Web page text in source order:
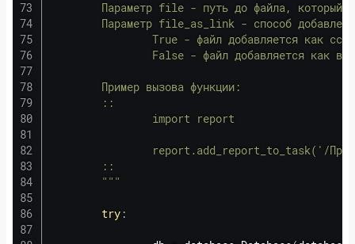
Параметр file - путь до файла, который
Параметр file_as_link - способ
True - файл добавляется как
False - файл добавляется как
        Пример вызова функции:
        ::
                import report
report.add_report_to_task('/
        ::
        """
try :